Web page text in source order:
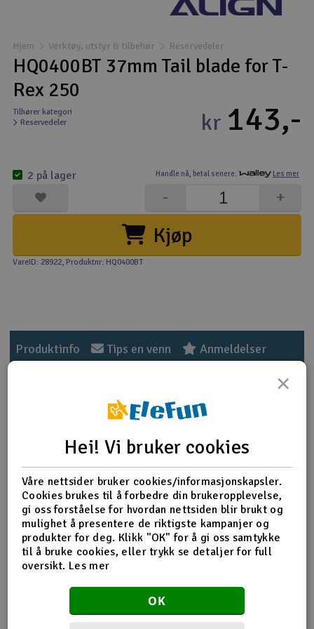
Droner
Droner for FPV
Fly
Helikopter
Kamerautstyr
Modellbygging, LEGO & byggesett
Modelljernbane
Outlet
Smarthjem, lek & hobby
Solenergi
Sparkesykler & elkjøretøy
Verktøy, utstyr & tilbehør
Gavekort
Hjem Verktøy, utstyr & tilbehør Reservedeler
HQ0400BT 37mm Tail blade for T-
Rex 250
Tilhører kategori
Reservedeler
Handle nå, betal senere. Les mer
kr 143,-
Kjøp
+
-
2 på lager
VareID: 28922, Produktnr: HQ0400BT
Produktinfo Tips en venn Anmeldelser
Produktinformasjon
Use for T-REX 250
Carbon fiber tail blade x 2
Shape: Symmetrical wing
Length:40mm
Width:1.5mm
Shaft Diameter:1.5mm
Weight:1.0g/set
Flere detaljer
×
Hei! Vi bruker cookies
Våre nettsider bruker cookies/informasjonskapsler.
Cookies brukes til å forbedre din brukeropplevelse,
gi oss forståelse for hvordan nettsiden blir brukt og
mulighet å presentere de riktigste kampanjer og
produkter for deg. Klikk "OK" for å gi oss samtykke
til å bruke cookies, eller trykk se detaljer for full
oversikt. Les mer
OK